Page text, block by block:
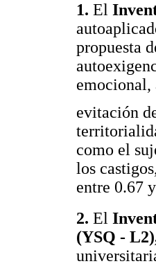
1. El
propuesta
emocional,
evitación
como el
los
entre 0.67
2. El
(YSQ -